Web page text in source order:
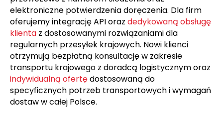
Zamówienia przyjmujemy przez platformę online
24/7 z automatyczną wyceną w kilka minut dla
przesyłek krajowych. System generuje dokumenty
przewozowe z numerem śledzenia oraz
elektroniczne potwierdzenia doręczenia. Dla firm
oferujemy integrację API orazdedykowaną obsługę
klientaz dostosowanymi rozwiązaniami dla
regularnych przesyłek krajowych. Nowi klienci
otrzymują bezpłatną konsultację w zakresie